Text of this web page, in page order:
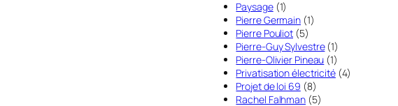
Paysage(1)
Pierre Germain (1)
Pierre Pouliot (5)
Pierre-Guy Sylvestre(1)
Pierre-Olivier Pineau (1)
Privatisation électricité(4)
Projet de loi 69 (8)
Rachel Falhman (5)